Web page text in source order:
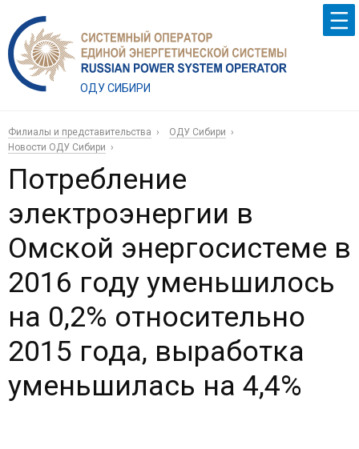
ОДУ СИБИРИ
Филиалы и представительства
ОДУ Сибири
Новости ОДУ Сибири
Потребление
электроэнергии в
Омской энергосистеме в
2016 году уменьшилось
на 0,2% относительно
2015 года, выработка
уменьшилась на 4,4%